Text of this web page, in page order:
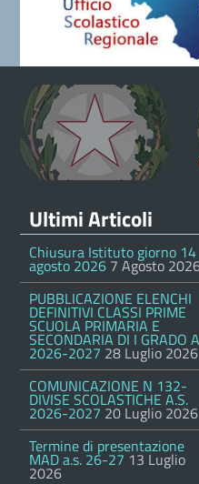
Ultimi Articoli
Chiusura Istituto giorno 14
agosto 2026 7 Agosto
PUBBLICAZIONE ELENCHI
DEFINITIVI CLASSI PRIME
SCUOLA PRIMARIA E
SECONDARIA DI I GRADO
2026-2027 28 Luglio 2026
COMUNICAZIONE N 132-
DIVISE SCOLASTICHE A.S.
2026-2027 20 Luglio 2026
Termine di presentazione
MAD a.s. 26-27 13 Luglio
2026